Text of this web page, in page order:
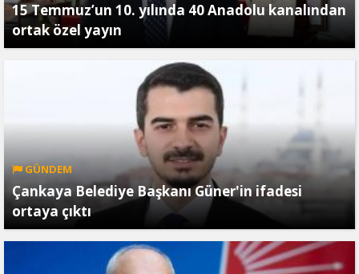
15 Temmuz’un 10. yılında 40 Anadolu kanalından
ortak özel yayın
GÜNDEM
Çankaya Belediye Başkanı Güner'in ifadesi
ortaya çıktı